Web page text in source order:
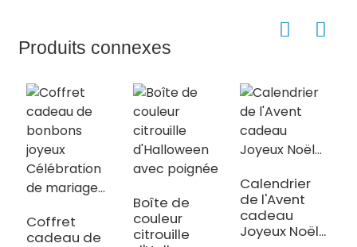
Produits connexes
Coffret
cadeau de
Boîte de
couleur
citrouille
Calendrier
de l'Avent
cadeau
Joyeux Noël...